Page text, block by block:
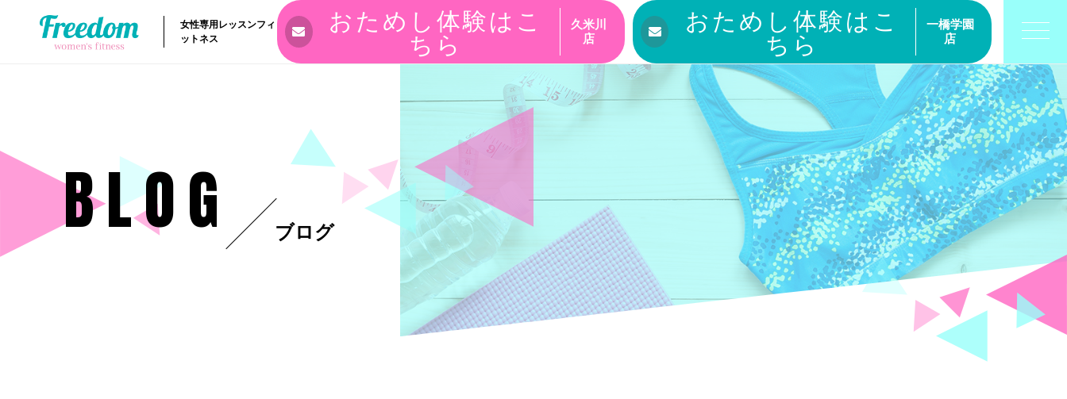
女性専用レッスンフィ
ットネス
おためし体験はこ
ちら
久米川
店
おためし体験はこ
ちら
一橋学園
店
BLOG ブログ